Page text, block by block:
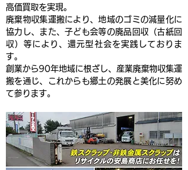
高価買取を実現。
廃棄物収集運搬により、地域のゴミの減量化に
協力し、また、子ども会等の廃品回収（古紙回
収）等により、還元型社会を実践しておりま
す。
創業から90年地域に根ざし、産業廃棄物収集運
搬を通じ、これからも郷土の発展と美化に努め
て参ります。